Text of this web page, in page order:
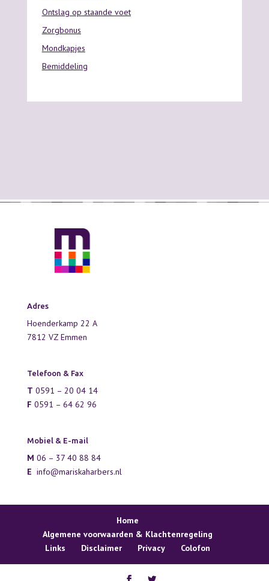
Ontslag op staande voet
Zorgbonus
Mondkapjes
Bemiddeling
Adres
Hoenderkamp 22 A
7812 VZ Emmen
Telefoon & Fax
T 0591 – 20 04 14
F 0591 – 64 62 96
Mobiel & E-mail
M 06 – 37 40 88 84
E info@mariskaharbers.nl
Home
Algemene voorwaarden & Klachtenregeling
Links
Disclaimer Privacy Colofon